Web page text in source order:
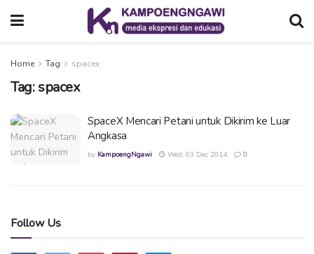
Home Tag spacex
Tag:spacex
SpaceX Mencari Petani untuk Dikirim ke Luar
Angkasa
by KampoengNgawi Wed, 03 Dec 2014 0
Follow Us